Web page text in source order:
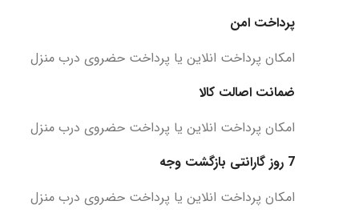
پرداخت امن
امکان پرداخت انلاین یا پرداخت حضروی درب منزل
ضمانت اصالت کالا
امکان پرداخت انلاین یا پرداخت حضروی درب منزل
7 روز گارانتی بازگشت وجه
امکان پرداخت انلاین یا پرداخت حضروی درب منزل